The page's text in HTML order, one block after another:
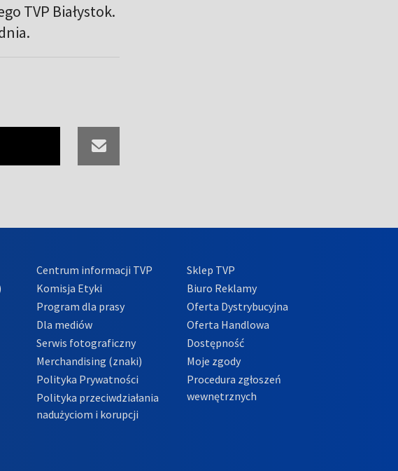
TVP Białystok.
Centrum informacji TVP
Komisja Etyki
Program dla prasy
Dla mediów
Serwis fotograficzny
Merchandising (znaki)
Polityka Prywatności
Polityka przeciwdziałania
nadużyciom i korupcji
Sklep TVP
Biuro Reklamy
Oferta Dystrybucyjna
Oferta Handlowa
Dostępność
Moje zgody
Procedura zgłoszeń
wewnętrznych